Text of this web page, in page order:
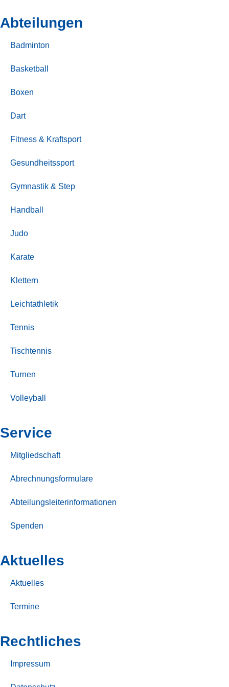
Abteilungen
Badminton
Basketball
Boxen
Dart
Fitness & Kraftsport
Gesundheitssport
Gymnastik & Step
Handball
Judo
Karate
Klettern
Leichtathletik
Tennis
Tischtennis
Turnen
Volleyball
Service
Mitgliedschaft
Abrechnungsformulare
Abteilungsleiterinformationen
Spenden
Aktuelles
Aktuelles
Termine
Rechtliches
Impressum